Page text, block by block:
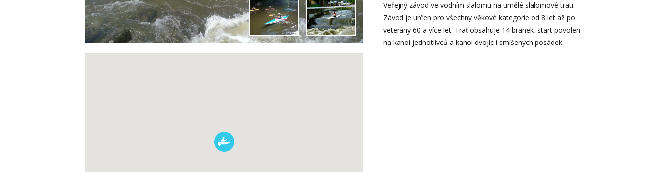
Veřejný závod ve vodním slalomu na umělé slalomové trati.
Závod je určen pro všechny věkové kategorie od 8 let až po
veterány 60 a více let. Trať obsahuje 14 branek, start povolen
na kanoi jednotlivců a kanoi dvojic i smíšených posádek.